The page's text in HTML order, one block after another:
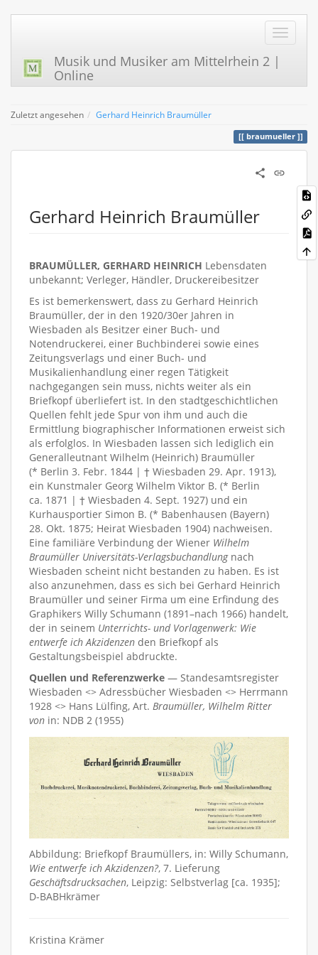
Musik und Musiker am Mittelrhein 2 |
Online
Zuletzt angesehen Gerhard Heinrich Braumüller
braumueller
Gerhard Heinrich Braumüller
BRAUMÜLLER, GERHARD HEINRICH Lebensdaten
unbekannt; Verleger, Händler, Druckereibesitzer
Es ist bemerkenswert, dass zu Gerhard Heinrich
Braumüller, der in den 1920/30er Jahren in
Wiesbaden als Besitzer einer Buch- und
Notendruckerei, einer Buchbinderei sowie eines
Zeitungsverlags und einer Buch- und
Musikalienhandlung einer regen Tätigkeit
nachgegangen sein muss, nichts weiter als ein
Briefkopf überliefert ist. In den stadtgeschichtlichen
Quellen fehlt jede Spur von ihm und auch die
Ermittlung biographischer Informationen erweist sich
als erfolglos. In Wiesbaden lassen sich lediglich ein
Generalleutnant Wilhelm (Heinrich) Braumüller
(* Berlin 3. Febr. 1844 | † Wiesbaden 29. Apr. 1913),
ein Kunstmaler Georg Wilhelm Viktor B. (* Berlin
ca. 1871 | † Wiesbaden 4. Sept. 1927) und ein
Kurhausportier Simon B. (* Babenhausen (Bayern)
28. Okt. 1875; Heirat Wiesbaden 1904) nachweisen.
Eine familiäre Verbindung der Wiener Wilhelm
Braumüller Universitäts-Verlagsbuchandlungnach
Wiesbaden scheint nicht bestanden zu haben. Es ist
also anzunehmen, dass es sich bei Gerhard Heinrich
Braumüller und seiner Firma um eine Erfindung des
Graphikers Willy Schumann (1891–nach 1966) handelt,
der in seinem Unterrichts- und Vorlagenwerk: Wie
entwerfe ich Akzidenzen den Briefkopf als
Gestaltungsbeispiel abdruckte.
Quellen und Referenzwerke — Standesamtsregister
Wiesbaden <> Adressbücher Wiesbaden <> Herrmann
1928 <> Hans Lülfing, Art. Braumüller, Wilhelm Ritter
von in: NDB 2 (1955)
Abbildung: Briefkopf Braumüllers, in: Willy Schumann,
Wie entwerfe ich Akzidenzen?, 7. Lieferung
Geschäftsdrucksachen, Leipzig: Selbstverlag [ca. 1935];
D-BABHkrämer
Kristina Krämer